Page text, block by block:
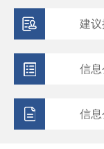
建议
信
信息